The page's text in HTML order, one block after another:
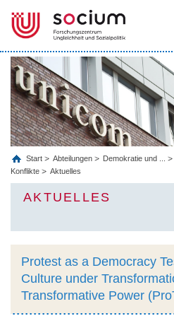
Start Abteilungen Demokratie und ...
Konflikte
Aktuelles
AKTUELLES
Protest as a Democracy
Culture under
Transformative Power